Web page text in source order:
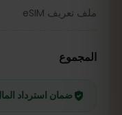
ملف تعريف eSIM
المجموع
ضمان استرداد